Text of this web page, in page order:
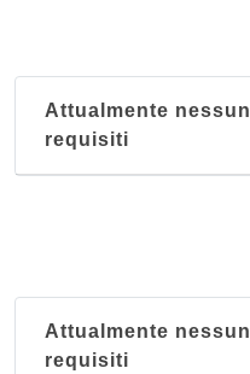
Attualmente
requisiti
Attualmente
requisiti